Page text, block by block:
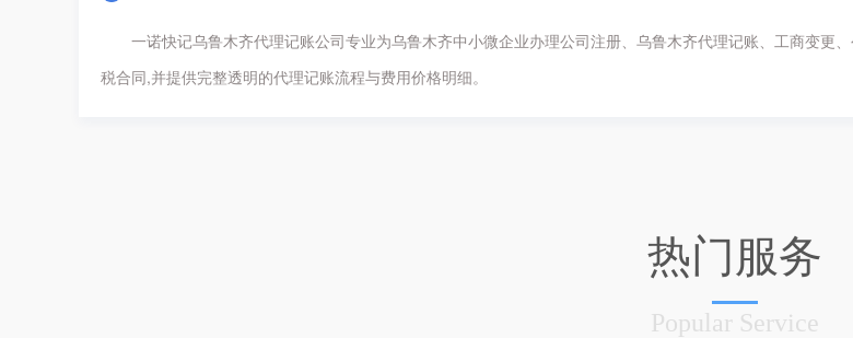
一诺快记乌鲁木齐代理记账公司专业为乌鲁木齐中小微企业办理公司注册、乌鲁木齐代理记账、工商变更
税合同,并提供完整透明的代理记账流程与费用价格明细。
热门服务
Popular Service